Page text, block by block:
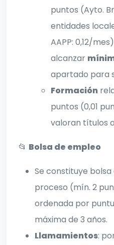
puntos (Ayto.
entidades
AAPP: 0,12/
alcanzar
apartado para
Formación
puntos (0,01
valoran títulos
📂 Bolsa de empleo
Se constituye
proceso (mín. 2
ordenada por
máxima de 3 años.
Llamamientos: